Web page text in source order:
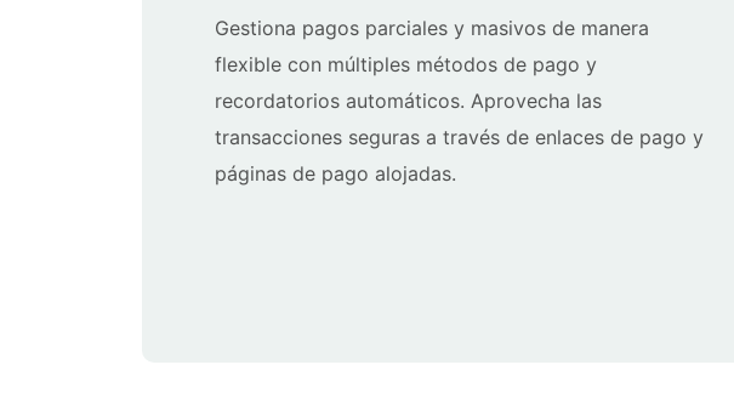
Gestiona pagos parciales y masivos de manera
flexible con múltiples métodos de pago y
recordatorios automáticos. Aprovecha las
transacciones seguras a través de enlaces de pago y
páginas de pago alojadas.